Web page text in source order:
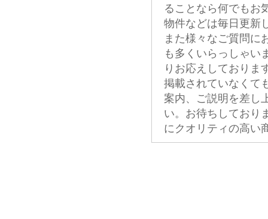
ることなら何でもお
物件などは毎日更新
また様々なご質問に
も多くいらっしゃい
りお応えしておりま
掲載されていなくて
案内、ご説明を差し
い。お待ちしており
にクオリティの高い